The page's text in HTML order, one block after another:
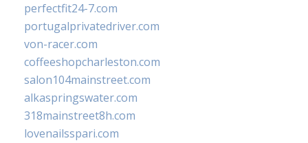
perfectfit24-7.com
portugalprivatedriver.com
von-racer.com
coffeeshopcharleston.com
salon104mainstreet.com
alkaspringswater.com
318mainstreet8h.com
lovenailsspari.com